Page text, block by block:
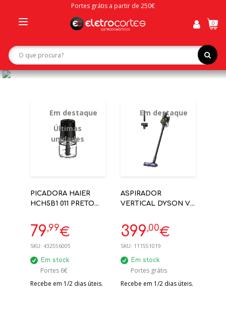
Portes grátis a partir de 250€
navigation
0
Em destaque
Últimas
unidades
PICADORA HAIER
HCH5B1 011 PRETO
79,99€
SKU: 432556005
Em stock
Portes 6€
Recebe em 1/2 dias úteis.
Em destaque
ASPIRADOR
VERTICAL DYSON V8
150AW - NEW MODEL
2025/2026 - 226587-01
399,00€
SKU: 111551019
Em stock
Portes grátis
Recebe em 1/2 dias úteis.